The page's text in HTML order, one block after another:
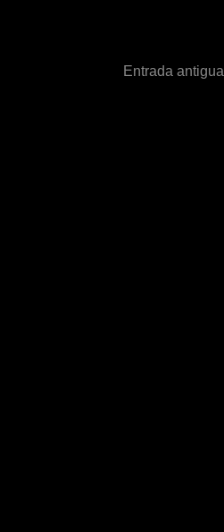
Entrada antigua